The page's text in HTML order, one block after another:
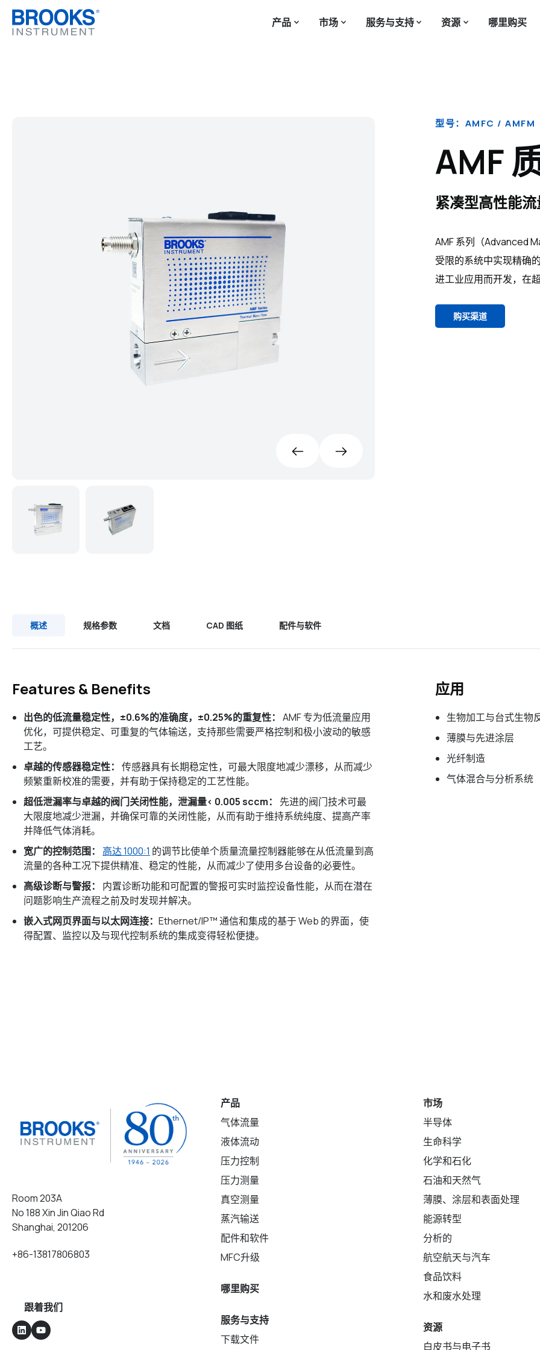
产品 市场 服务与支持 资源 哪里购买
型号：AMFC / AMFM
AMF
紧凑型高性能
AMF 系列（Advanced
受限的系统中实现精确
进工业应用而开发，在
购买渠道
概述 规格参数 文档 CAD 图纸 配件与软件
Features & Benefits
出色的低流量稳定性，±0.6%的准确度，±0.25%的重复性： AMF 专为低流量应用
优化，可提供稳定、可重复的气体输送，支持那些需要严格控制和极小波动的敏感
工艺。
卓越的传感器稳定性： 传感器具有长期稳定性，可最大限度地减少漂移，从而减少
频繁重新校准的需要，并有助于保持稳定的工艺性能。
超低泄漏率与卓越的阀门关闭性能，泄漏量< 0.005 sccm：
先进的阀门技术可最
大限度地减少泄漏，并确保可靠的关闭性能，从而有助于维持系统纯度、提高产率
并降低气体消耗。
宽广的控制范围：
高达 1000:1 的调节比使单个质量流量控制器能够在从低流量到高
流量的各种工况下提供精准、稳定的性能，从而减少了使用多台设备的必要性。
高级诊断与警报：
内置诊断功能和可配置的警报可实时监控设备性能，从而在潜在
问题影响生产流程之前及时发现并解决。
嵌入式网页界面与以太网连接：Ethernet/IP™ 通信和集成的基于 Web 的界面，使
得配置、监控以及与现代控制系统的集成变得轻松便捷。
应用
生物加工与台式生物
薄膜与先进涂层
光纤制造
气体混合与分析系统
Room 203A
No 188 Xin Jin Qiao Rd
Shanghai, 201206
+86-13817806803
跟着我们
产品
气体流量
液体流动
压力控制
压力测量
真空测量
蒸汽输送
配件和软件
MFC升级
哪里购买
服务与支持
下载文件
市场
半导体
生命科学
化学和石化
石油和天然气
薄膜、涂层和表面处理
能源转型
分析的
航空航天与汽车
食品饮料
水和废水处理
资源
白皮书与电子书